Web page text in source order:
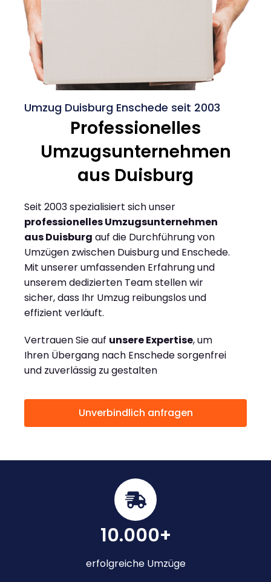
Umzug Duisburg Enschede seit 2003
Professionelles
Umzugsunternehmen
aus Duisburg
Seit 2003 spezialisiert sich unser
professionelles Umzugsunternehmen
aus Duisburg auf die Durchführung von
Umzügen zwischen Duisburg und Enschede.
Mit unserer umfassenden Erfahrung und
unserem dedizierten Team stellen wir
sicher, dass Ihr Umzug reibungslos und
effizient verläuft.
Vertrauen Sie auf unsere Expertise, um
Ihren Übergang nach Enschede sorgenfrei
und zuverlässig zu gestalten
Unverbindlich anfragen
10.000+
erfolgreiche Umzüge